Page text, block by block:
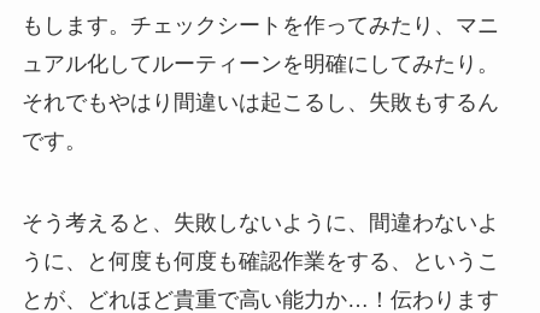
もします。チェックシートを作ってみたり、マニ
ュアル化してルーティーンを明確にしてみたり。
それでもやはり間違いは起こるし、失敗もするん
です。
そう考えると、失敗しないように、間違わないよ
うに、と何度も何度も確認作業をする、というこ
とが、どれほど貴重で高い能力か…！伝わります